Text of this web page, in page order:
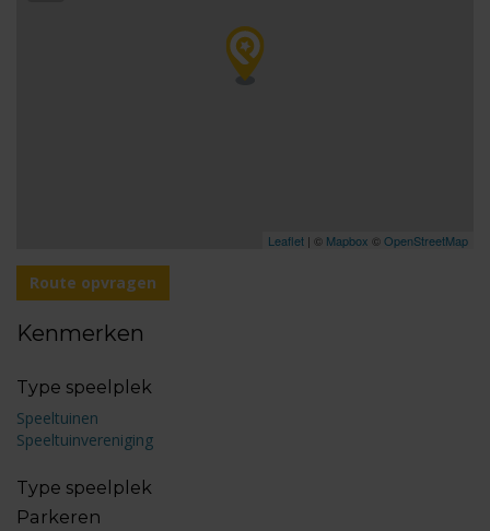
Leaflet | © Mapbox ©OpenStreetMap
Route opvragen
Kenmerken
Type speelplek
Speeltuinen
Speeltuinvereniging
Type speelplek
Parkeren